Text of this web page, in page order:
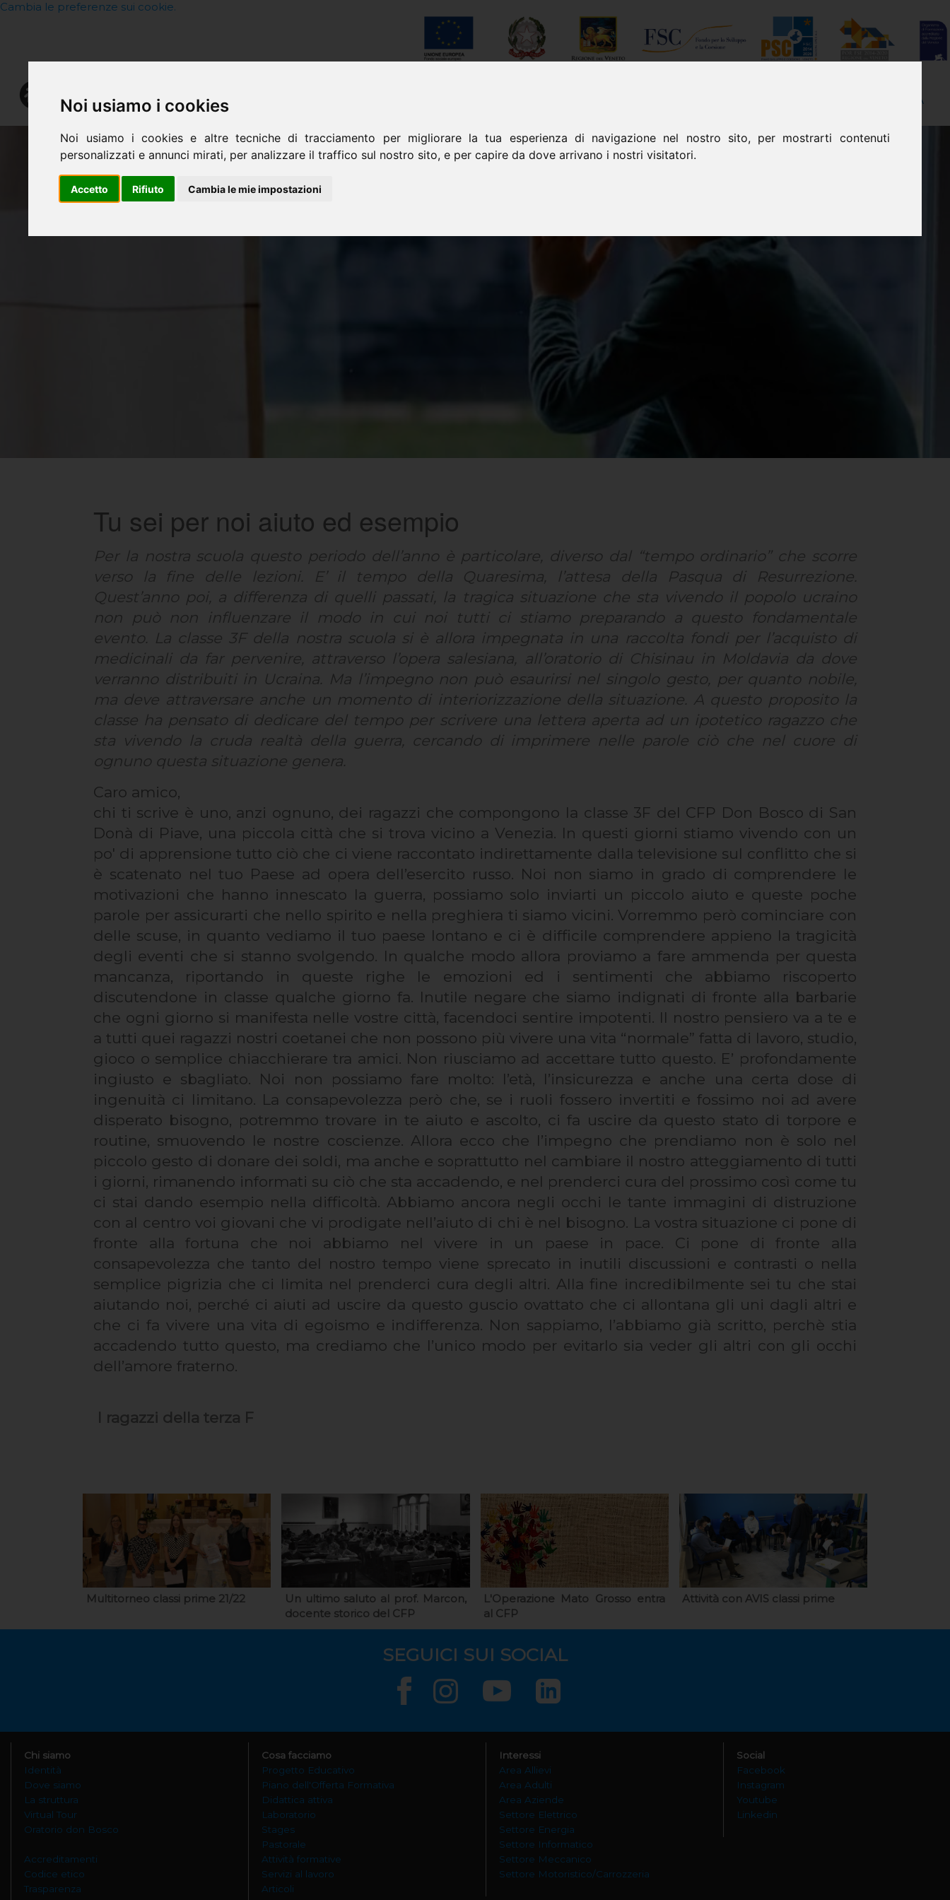
Noi usiamo i cookies
Noi usiamo i cookies e altre tecniche di tracciamento per migliorare la tua esperienza di navigazione nel nostro sito, per mostrarti contenuti
personalizzati e annunci mirati, per analizzare il traffico sul nostro sito, e per capire da dove arrivano i nostri visitatori.
Accetto Rifiuto Cambia le mie impostazioni
Cambia le preferenze sui cookie.
CHI SIAMO TRASPARENZA
Tu sei per noi aiuto ed esempio
Per la nostra scuola questo periodo dell’anno è particolare, diverso dal “tempo ordinario” che scorre
verso la fine delle lezioni. E’ il tempo della Quaresima, l’attesa della Pasqua di Resurrezione.
Quest’anno poi, a differenza di quelli passati, la tragica situazione che sta vivendo il popolo ucraino
non può non influenzare il modo in cui noi tutti ci stiamo preparando a questo fondamentale
evento. La classe 3F della nostra scuola si è allora impegnata in una raccolta fondi per l’acquisto di
medicinali da far pervenire, attraverso l’opera salesiana, all’oratorio di Chisinau in Moldavia da dove
verranno distribuiti in Ucraina. Ma l’impegno non può esaurirsi nel singolo gesto, per quanto nobile,
ma deve attraversare anche un momento di interiorizzazione della situazione. A questo proposito la
classe ha pensato di dedicare del tempo per scrivere una lettera aperta ad un ipotetico ragazzo che
sta vivendo la cruda realtà della guerra, cercando di imprimere nelle parole ciò che nel cuore di
ognuno questa situazione genera.
Caro amico,
chi ti scrive è uno, anzi ognuno, dei ragazzi che compongono la classe 3F del CFP Don Bosco di San
Donà di Piave, una piccola città che si trova vicino a Venezia. In questi giorni stiamo vivendo con un
po' di apprensione tutto ciò che ci viene raccontato indirettamente dalla televisione sul conflitto che si
è scatenato nel tuo Paese ad opera dell’esercito russo. Noi non siamo in grado di comprendere le
motivazioni che hanno innescato la guerra, possiamo solo inviarti un piccolo aiuto e queste poche
parole per assicurarti che nello spirito e nella preghiera ti siamo vicini. Vorremmo però cominciare con
delle scuse, in quanto vediamo il tuo paese lontano e ci è difficile comprendere appieno la tragicità
degli eventi che si stanno svolgendo. In qualche modo allora proviamo a fare ammenda per questa
mancanza, riportando in queste righe le emozioni ed i sentimenti che abbiamo riscoperto
discutendone in classe qualche giorno fa. Inutile negare che siamo indignati di fronte alla barbarie
che ogni giorno si manifesta nelle vostre città, facendoci sentire impotenti. Il nostro pensiero va a te e
a tutti quei ragazzi nostri coetanei che non possono più vivere una vita “normale” fatta di lavoro, studio,
gioco o semplice chiacchierare tra amici. Non riusciamo ad accettare tutto questo. E’ profondamente
ingiusto e sbagliato. Noi non possiamo fare molto: l’età, l’insicurezza e anche una certa dose di
ingenuità ci limitano. La consapevolezza però che, se i ruoli fossero invertiti e fossimo noi ad avere
disperato bisogno, potremmo trovare in te aiuto e ascolto, ci fa uscire da questo stato di torpore e
routine, smuovendo le nostre coscienze. Allora ecco che l’impegno che prendiamo non è solo nel
piccolo gesto di donare dei soldi, ma anche e soprattutto nel cambiare il nostro atteggiamento di tutti
i giorni, rimanendo informati su ciò che sta accadendo, e nel prenderci cura del prossimo così come tu
ci stai dando esempio nella difficoltà. Abbiamo ancora negli occhi le tante immagini di distruzione
con al centro voi giovani che vi prodigate nell’aiuto di chi è nel bisogno. La vostra situazione ci pone di
fronte alla fortuna che noi abbiamo nel vivere in un paese in pace. Ci pone di fronte alla
consapevolezza che tanto del nostro tempo viene sprecato in inutili discussioni e contrasti o nella
semplice pigrizia che ci limita nel prenderci cura degli altri. Alla fine incredibilmente sei tu che stai
aiutando noi, perché ci aiuti ad uscire da questo guscio ovattato che ci allontana gli uni dagli altri e
che ci fa vivere una vita di egoismo e indifferenza. Non sappiamo, l’abbiamo già scritto, perchè stia
accadendo tutto questo, ma crediamo che l’unico modo per evitarlo sia veder gli altri con gli occhi
dell’amore fraterno.
I ragazzi della terza F
Multitorneo classi prime 21/22
Un ultimo saluto al prof. Marcon,
docente storico del CFP
L'Operazione Mato Grosso entra
al CFP
Attività con AVIS classi prime
SEGUICI SUI SOCIAL
Chi siamo
Identità
Dove siamo
La struttura
Virtual Tour
Oratorio don Bosco
Accreditamenti
Codice etico
Trasparenza
Cosa facciamo
Progetto Educativo
Piano dell'Offerta Formativa
Didattica attiva
Laboratorio
Stages
Pastorale
Attività formative
Servizi al lavoro
Articoli
Interessi
Area Allievi
Area Adulti
Area Aziende
Settore Elettrico
Settore Energia
Settore Informatico
Settore Meccanico
Settore Motoristico/Carrozzeria
Social
Facebook
Instagram
Youtube
Linkedin